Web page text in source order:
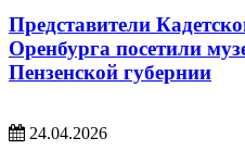
Представители
Оренбурга посетили
Пензенской губернии
24.04.2026